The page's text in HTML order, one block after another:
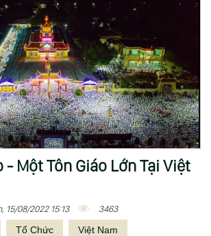
- Một Tôn Giáo Lớn Tại Việt
15/08/2022 15:13 3463
Tổ Chức Việt Nam